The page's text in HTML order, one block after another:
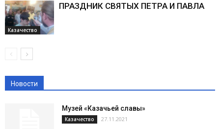
Казачество
ПРАЗДНИК СВЯТЫХ ПЕТРА И ПАВЛА
Новости
Музей «Казачьей славы»
Казачество 27.11.2021